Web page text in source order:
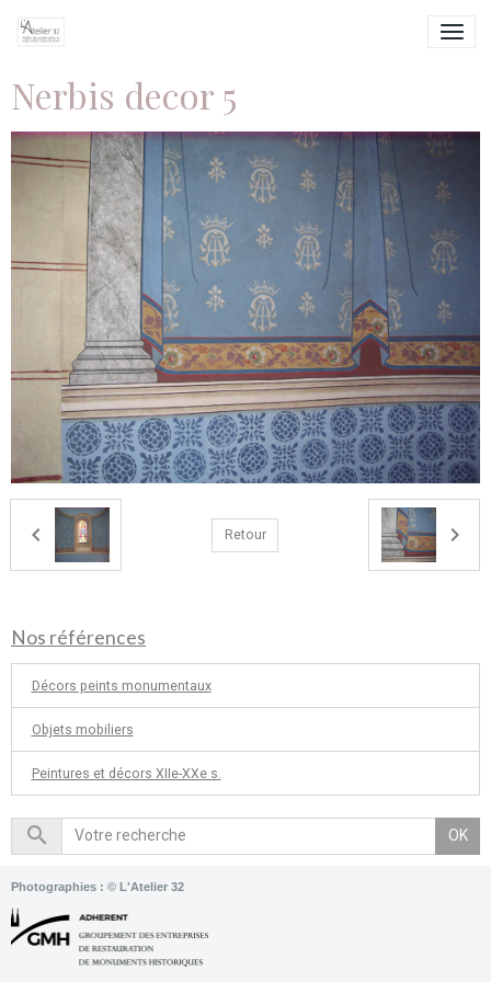
Nerbis decor 5
Retour
Nos références
Décors peints monumentaux
Objets mobiliers
Peintures et décors XIIe-XXe s.
OK
Photographies : © L'Atelier 32